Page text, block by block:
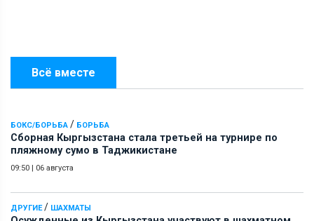
Всё вместе
БОКС/БОРЬБА / БОРЬБА
Сборная Кыргызстана стала третьей на турнире по
пляжному сумо в Таджикистане
09:50 | 06 августа
ДРУГИЕ/ ШАХМАТЫ